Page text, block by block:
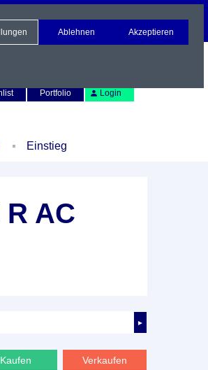
Portfolio Login
Einstieg
AC
►
Verkaufen
Kaufen
Ablehnen Akzeptieren